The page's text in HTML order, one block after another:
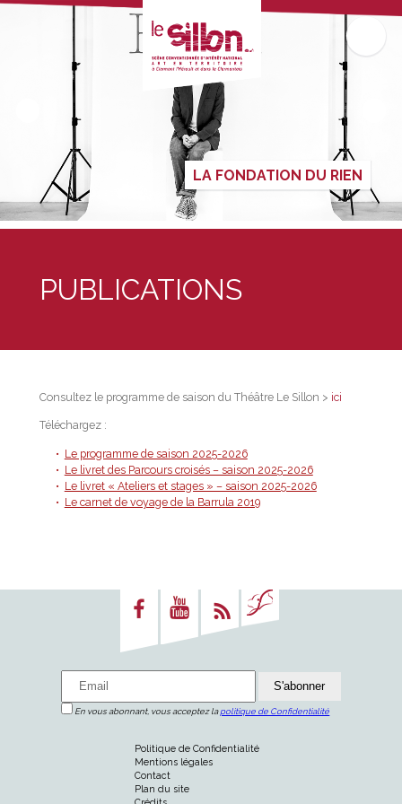
LA FONDATION DU RIEN
PUBLICATIONS
Consultez le programme de saison du Théâtre Le Sillon > ici
Téléchargez :
Le programme de saison 2025-2026
Le livret des Parcours croisés – saison 2025-2026
Le livret « Ateliers et stages » – saison 2025-2026
Le carnet de voyage de la Barrula 2019
En vous abonnant, vous acceptez lapolitique de Confidentialité
Politique de Confidentialité
Mentions légales
Contact
Plan du site